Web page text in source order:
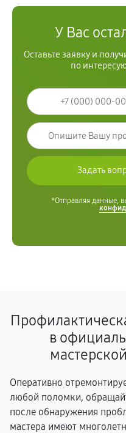
У Вас
Оставьте заявку и
по
*Отправляя данные,
в
Оперативно
любой поломки,
после обнаружения
мастера имеют